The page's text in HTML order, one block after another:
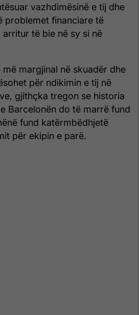
vazhdimësinë e tij dhe
problemet financiare të
të bie në sy si në
margjinal në skuadër dhe
për ndikimin e tij në
gjithçka tregon se historia
Barcelonën do të marrë fund
fund katërmbëdhjetë
për ekipin e parë.